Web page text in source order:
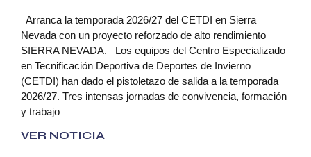
Arranca la temporada 2026/27 del CETDI en Sierra
Nevada con un proyecto reforzado de alto rendimiento
SIERRA NEVADA.– Los equipos del Centro Especializado
en Tecnificación Deportiva de Deportes de Invierno
(CETDI) han dado el pistoletazo de salida a la temporada
2026/27. Tres intensas jornadas de convivencia, formación
y trabajo
VER NOTICIA